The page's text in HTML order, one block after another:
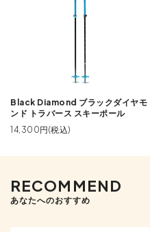
Black Diamond ブラックダイヤモ
ンド トラバース スキーポール
14,300円(税込)
RECOMMEND
あなたへのおすすめ